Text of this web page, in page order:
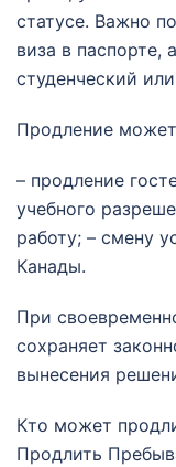
статусе. Важно
виза в паспорте,
студенческий
Продление
– продление
учебного
работу; – смену
Канады.
При
сохраняет
вынесения
Кто может
Продлить